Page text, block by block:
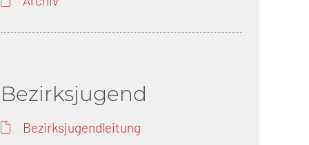
Bezirksjugend
Bezirksjugendleitung